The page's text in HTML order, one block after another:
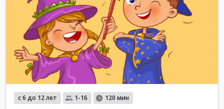
с 6 до 12 лет 1-16 120 мин